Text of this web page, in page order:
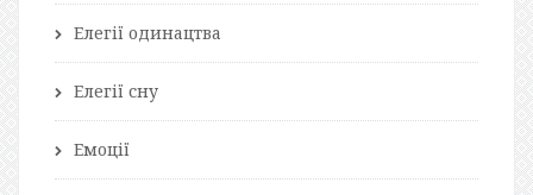
Елегії одинацтва
Елегії сну
Емоції